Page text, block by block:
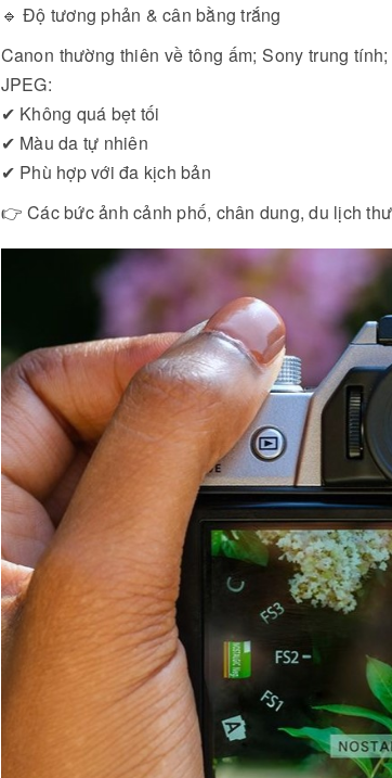
🔹 Độ tương phản & cân bằng trắng
Canon thường thiên về tông ấm; Sony trung
JPEG:
✔ Không quá bẹt tối
✔ Màu da tự nhiên
✔ Phù hợp với đa kịch bản
👉 Các bức ảnh cảnh phố, chân dung, du lịch